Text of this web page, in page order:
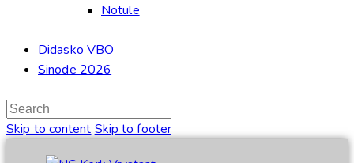
Notule
Didasko VBO
Sinode 2026
Skip to content Skip to footer